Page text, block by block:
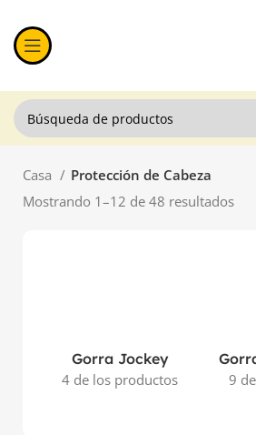
Casa
Protección de Cabeza
Mostrando 1–12 de 48 resultados
Gorra Jockey
4 de los productos
9